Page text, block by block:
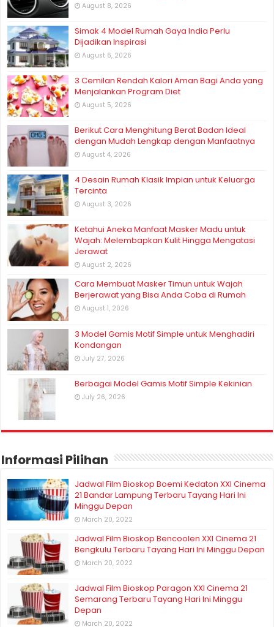
August 8, 2026
Simak 4 Model Rumah Gaya India Perlu
Dijadikan Inspirasi
August 6, 2026
3 Cemilan Rendah Kalori Aman Bagi Anda yang
Menjalankan Program Diet
August 5, 2026
Berikut Cara Menghitung Berat Badan Ideal
dengan Mudah Lengkap dengan Manfaatnya
August 4, 2026
4 Desain Rumah Klasik Impian untuk Keluarga
Tercinta
August 3, 2026
Ketahui Aneka Manfaat Masker Madu untuk
Wajah: Melembapkan Kulit Hingga Mengatasi
Jerawat
August 2, 2026
Cara Membuat Masker Timun untuk Wajah
Berjerawat yang Bisa Anda Coba di Rumah
August 1, 2026
3 Model Gamis Motif Simple untuk Menghadiri
Kondangan
July 27, 2026
Berbagai Model Gamis Motif Simple Kekinian
July 26, 2026
Informasi Pilihan
Jadwal Film Bioskop Boemi Kedaton XXI Cinema
21 Bandar Lampung Terbaru Tayang Hari Ini
Minggu Depan
March 20, 2022
Jadwal Film Bioskop Bencoolen XXI Cinema 21
Bengkulu Terbaru Tayang Hari Ini Minggu Depan
March 20, 2022
Jadwal Film Bioskop Paragon XXI Cinema 21
Semarang Terbaru Tayang Hari Ini Minggu
Depan
March 20, 2022